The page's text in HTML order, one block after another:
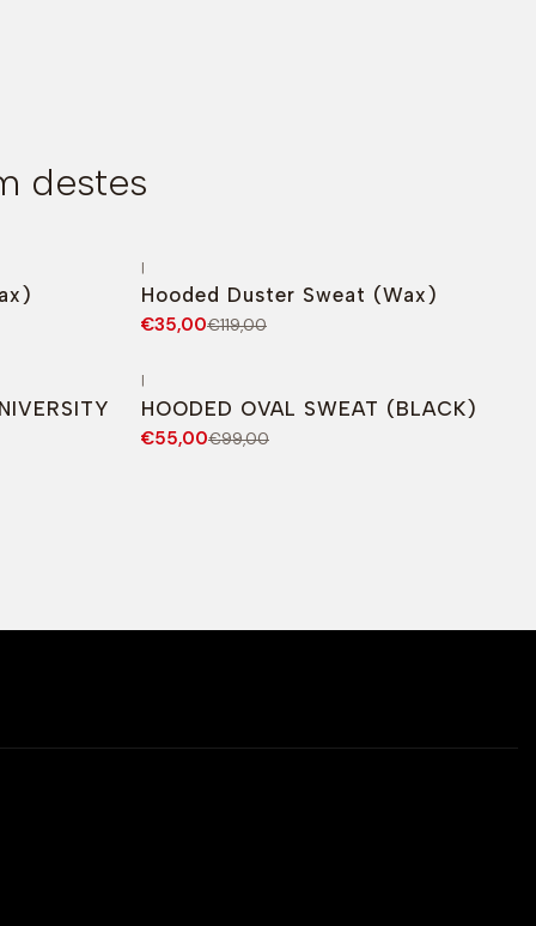
destes
|
Hooded Duster Sweat (Wax)
€35,00€119,00
|
HOODED OVAL SWEAT (BLACK)
€55,00€99,00